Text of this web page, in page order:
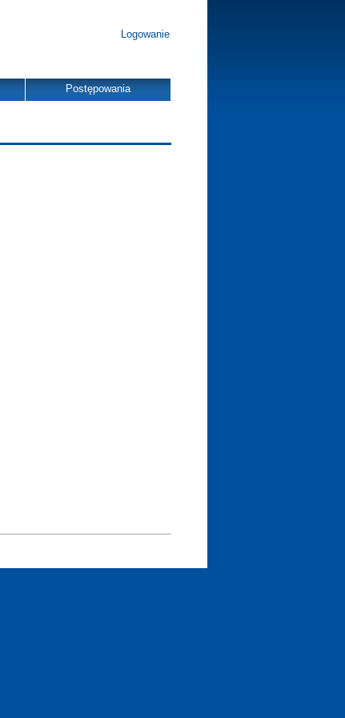
Logowanie
Postępowania